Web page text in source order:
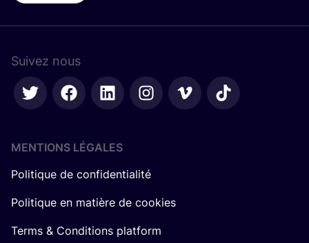
Suivez nous
MENTIONS LÉGALES
Politique de confidentialité
Politique en matière de cookies
Terms & Conditions platform